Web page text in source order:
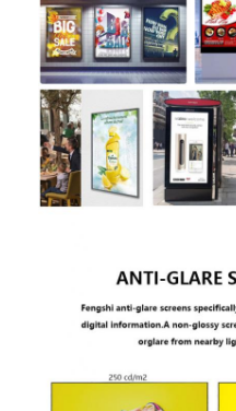
Qualitätskontrolle
Treten Sie mit uns in
Nachrichten
Jetzt Chatten
Fenster LCD-Anzeige
doppelter mit Seiten
Lcd-Anzeige im Freien